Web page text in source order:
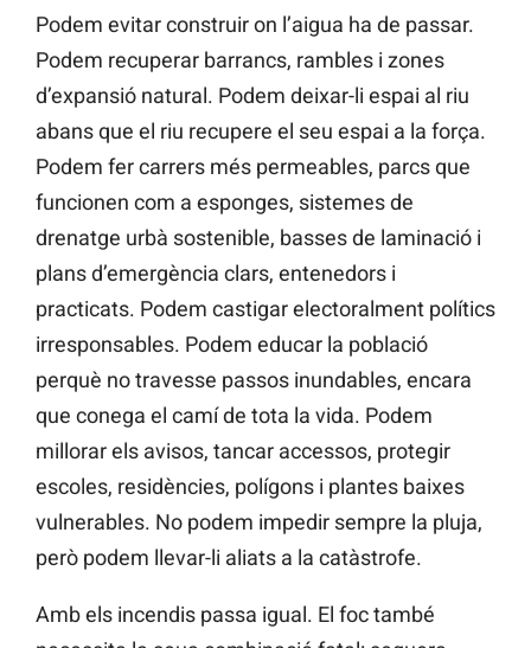
Podem evitar construir on l’aigua ha de passar.
Podem recuperar barrancs, rambles i zones
d’expansió natural. Podem deixar-li espai al riu
abans que el riu recupere el seu espai a la força.
Podem fer carrers més permeables, parcs que
funcionen com a esponges, sistemes de
drenatge urbà sostenible, basses de laminació i
plans d’emergència clars, entenedors i
practicats. Podem castigar electoralment polítics
irresponsables. Podem educar la població
perquè no travesse passos inundables, encara
que conega el camí de tota la vida. Podem
millorar els avisos, tancar accessos, protegir
escoles, residències, polígons i plantes baixes
vulnerables. No podem impedir sempre la pluja,
però podem llevar-li aliats a la catàstrofe.
Amb els incendis passa igual. El foc també